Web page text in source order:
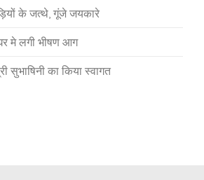
के जत्थे, गूंजे जयकारे
मे लगी भीषण आग
सुभाषिनी का किया स्वागत